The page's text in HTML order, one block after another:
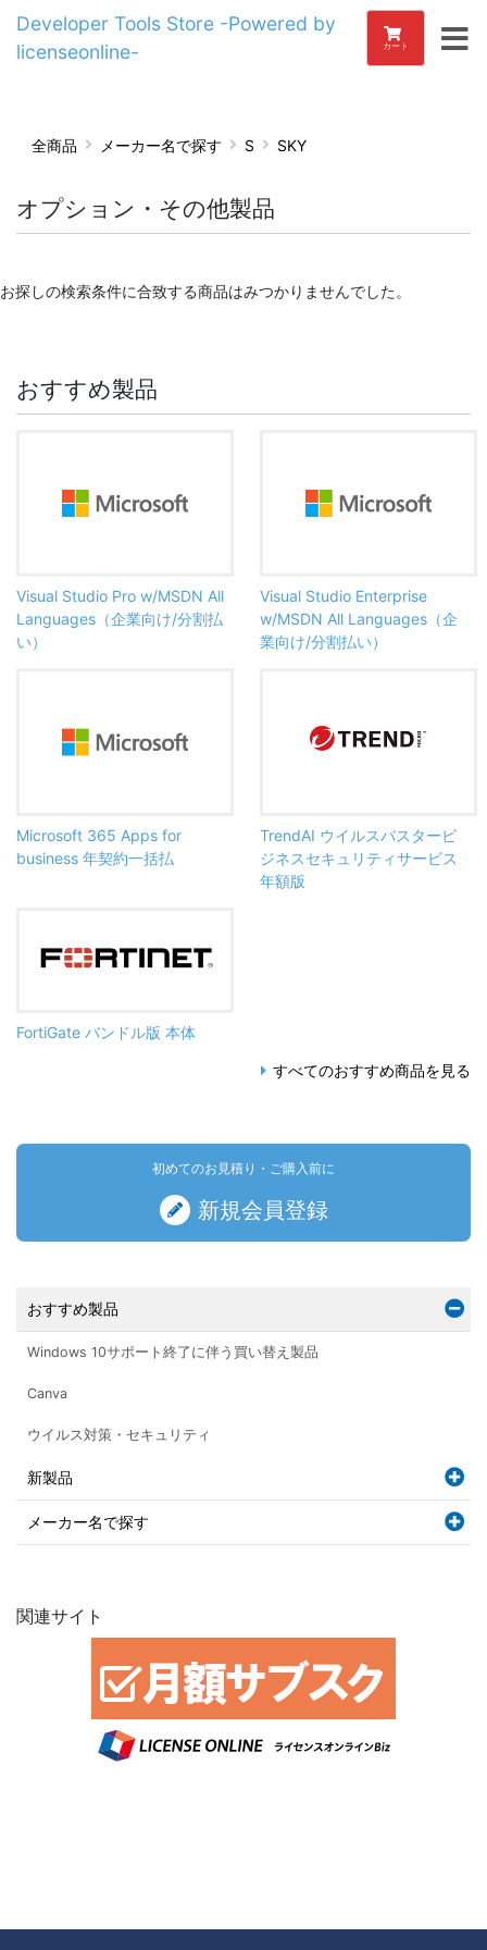
Developer Tools Store -Powered by
licenseonline-
カート
全商品 メーカー名で探す S SKY
オプション・その他製品
お探しの検索条件に合致する商品はみつかりませんでした。
おすすめ製品
Visual Studio Pro w/MSDN All
Languages（企業向け/分割払
い）
Visual Studio Enterprise
w/MSDN All Languages（企
業向け/分割払い）
Microsoft 365 Apps for
business 年契約一括払
TrendAI ウイルスバスタービ
ジネスセキュリティサービス
年額版
FortiGate バンドル版 本体
すべてのおすすめ商品を見る
初めてのお見積り・ご購入前に
新規会員登録
おすすめ製品
Windows 10サポート終了に伴う買い替え製品
Canva
ウイルス対策・セキュリティ
新製品
メーカー名で探す
関連サイト